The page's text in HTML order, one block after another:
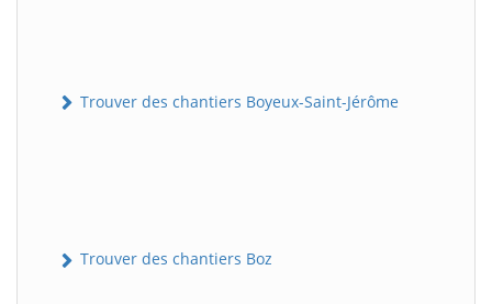
Trouver des chantiers Boyeux-Saint-Jérôme
Trouver des chantiers Boz